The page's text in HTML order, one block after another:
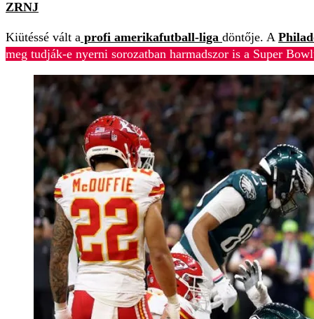
ZRNJ
Kiütéssé vált a profi amerikafutball-liga döntője. A
meg tudják-e nyerni sorozatban harmadszor is a Super